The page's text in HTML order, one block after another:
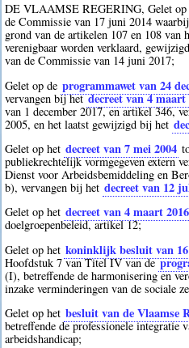
DE VLAAMSE REGERING, Gelet op
de Commissie van 17 juni 2014
grond van de artikelen 107 en 108 van
verenigbaar worden verklaard,
van de Commissie van 14 juni 2017;
Gelet op de programmawet van 24
vervangen bij hetdecreet van 4 maart
van 1 december 2017, en artikel 346,
2005, en het laatst gewijzigd bij het
Gelet op het decreet van 7 mei 2004
publiekrechtelijk vormgegeven extern
Dienst voor Arbeidsbemiddeling en
b), vervangen bij het decreet van 12
Gelet op het decreet van 4 maart 2016
doelgroepenbeleid, artikel 12;
Gelet op het koninklijk besluit van 16
Hoofdstuk 7 van Titel IV van de
(I), betreffende de harmonisering en
inzake verminderingen van de sociale
Gelet op het besluit van de Vlaamse
betreffende de professionele integratie
arbeidshandicap;